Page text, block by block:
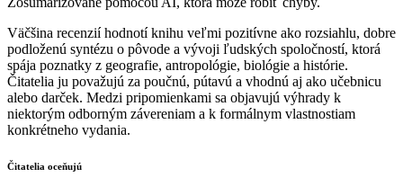
Väčšina recenzií hodnotí knihu veľmi pozitívne ako rozsiahlu, dobre
podloženú syntézu o pôvode a vývoji ľudských spoločností, ktorá
spája poznatky z geografie, antropológie, biológie a histórie.
Čitatelia ju považujú za poučnú, pútavú a vhodnú aj ako učebnicu
alebo darček. Medzi pripomienkami sa objavujú výhrady k
niektorým odborným závereniam a k formálnym vlastnostiam
konkrétneho vydania.
Čitatelia oceňujú